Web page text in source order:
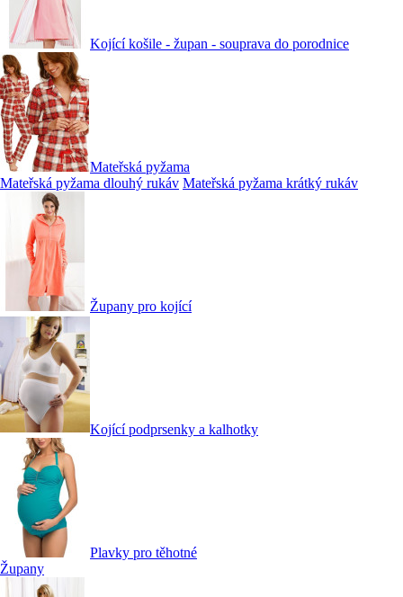
Kojící košile - župan - souprava do porodnice
Mateřská pyžama
Mateřská pyžama dlouhý rukáv Mateřská pyžama krátký rukáv
Župany pro kojící
Kojící podprsenky a kalhotky
Plavky pro těhotné
Župany